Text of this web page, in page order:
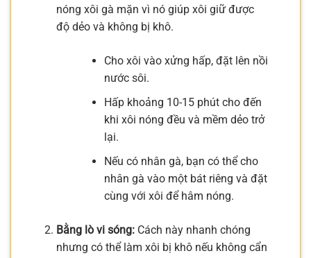
nóng xôi gà mặn vì nó giúp xôi giữ được
độ dẻo và không bị khô.
Cho xôi vào xửng hấp, đặt lên nồi
nước sôi.
Hấp khoảng 10-15 phút cho đến
khi xôi nóng đều và mềm dẻo trở
lại.
Nếu có nhân gà, bạn có thể cho
nhân gà vào một bát riêng và đặt
cùng với xôi để hâm nóng.
Bằng lò vi sóng:Cách này nhanh chóng
nhưng có thể làm xôi bị khô nếu không cẩn